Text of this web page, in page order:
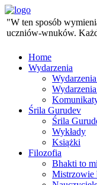
"W ten sposób
uczniów-wnuków.
Home
Wydarzenia
Śrila Gurudev
Śrila
Wykłady
Książki
Filozofia
Bhakti to
Mistrzowie